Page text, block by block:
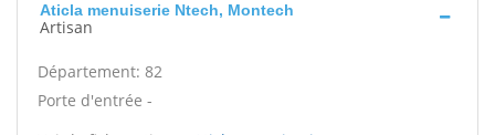
Aticla menuiserie Ntech, Montech
Artisan
Département: 82
Porte d'entrée -